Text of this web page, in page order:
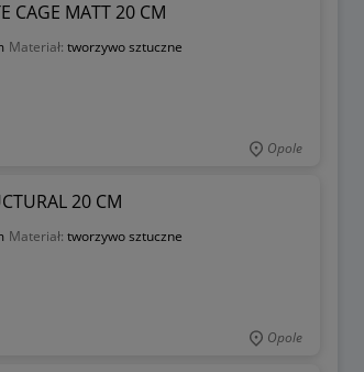
CAGE MATT 20 CM
Materiał: tworzywo sztuczne
Opole
20 CM
Materiał: tworzywo sztuczne
Opole